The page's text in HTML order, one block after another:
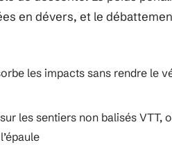
en dévers, et le
les impacts sans rendre le
les sentiers non balisés VTT,